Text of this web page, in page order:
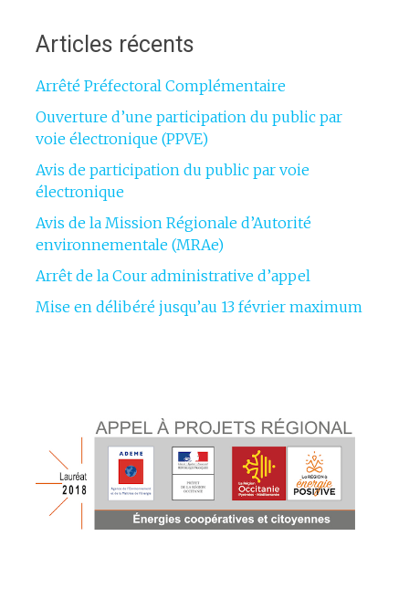
Articles récents
Arrêté Préfectoral Complémentaire
Ouverture d’une participation du public par
voie électronique (PPVE)
Avis de participation du public par voie
électronique
Avis de la Mission Régionale d’Autorité
environnementale (MRAe)
Arrêt de la Cour administrative d’appel
Mise en délibéré jusqu’au 13 février maximum